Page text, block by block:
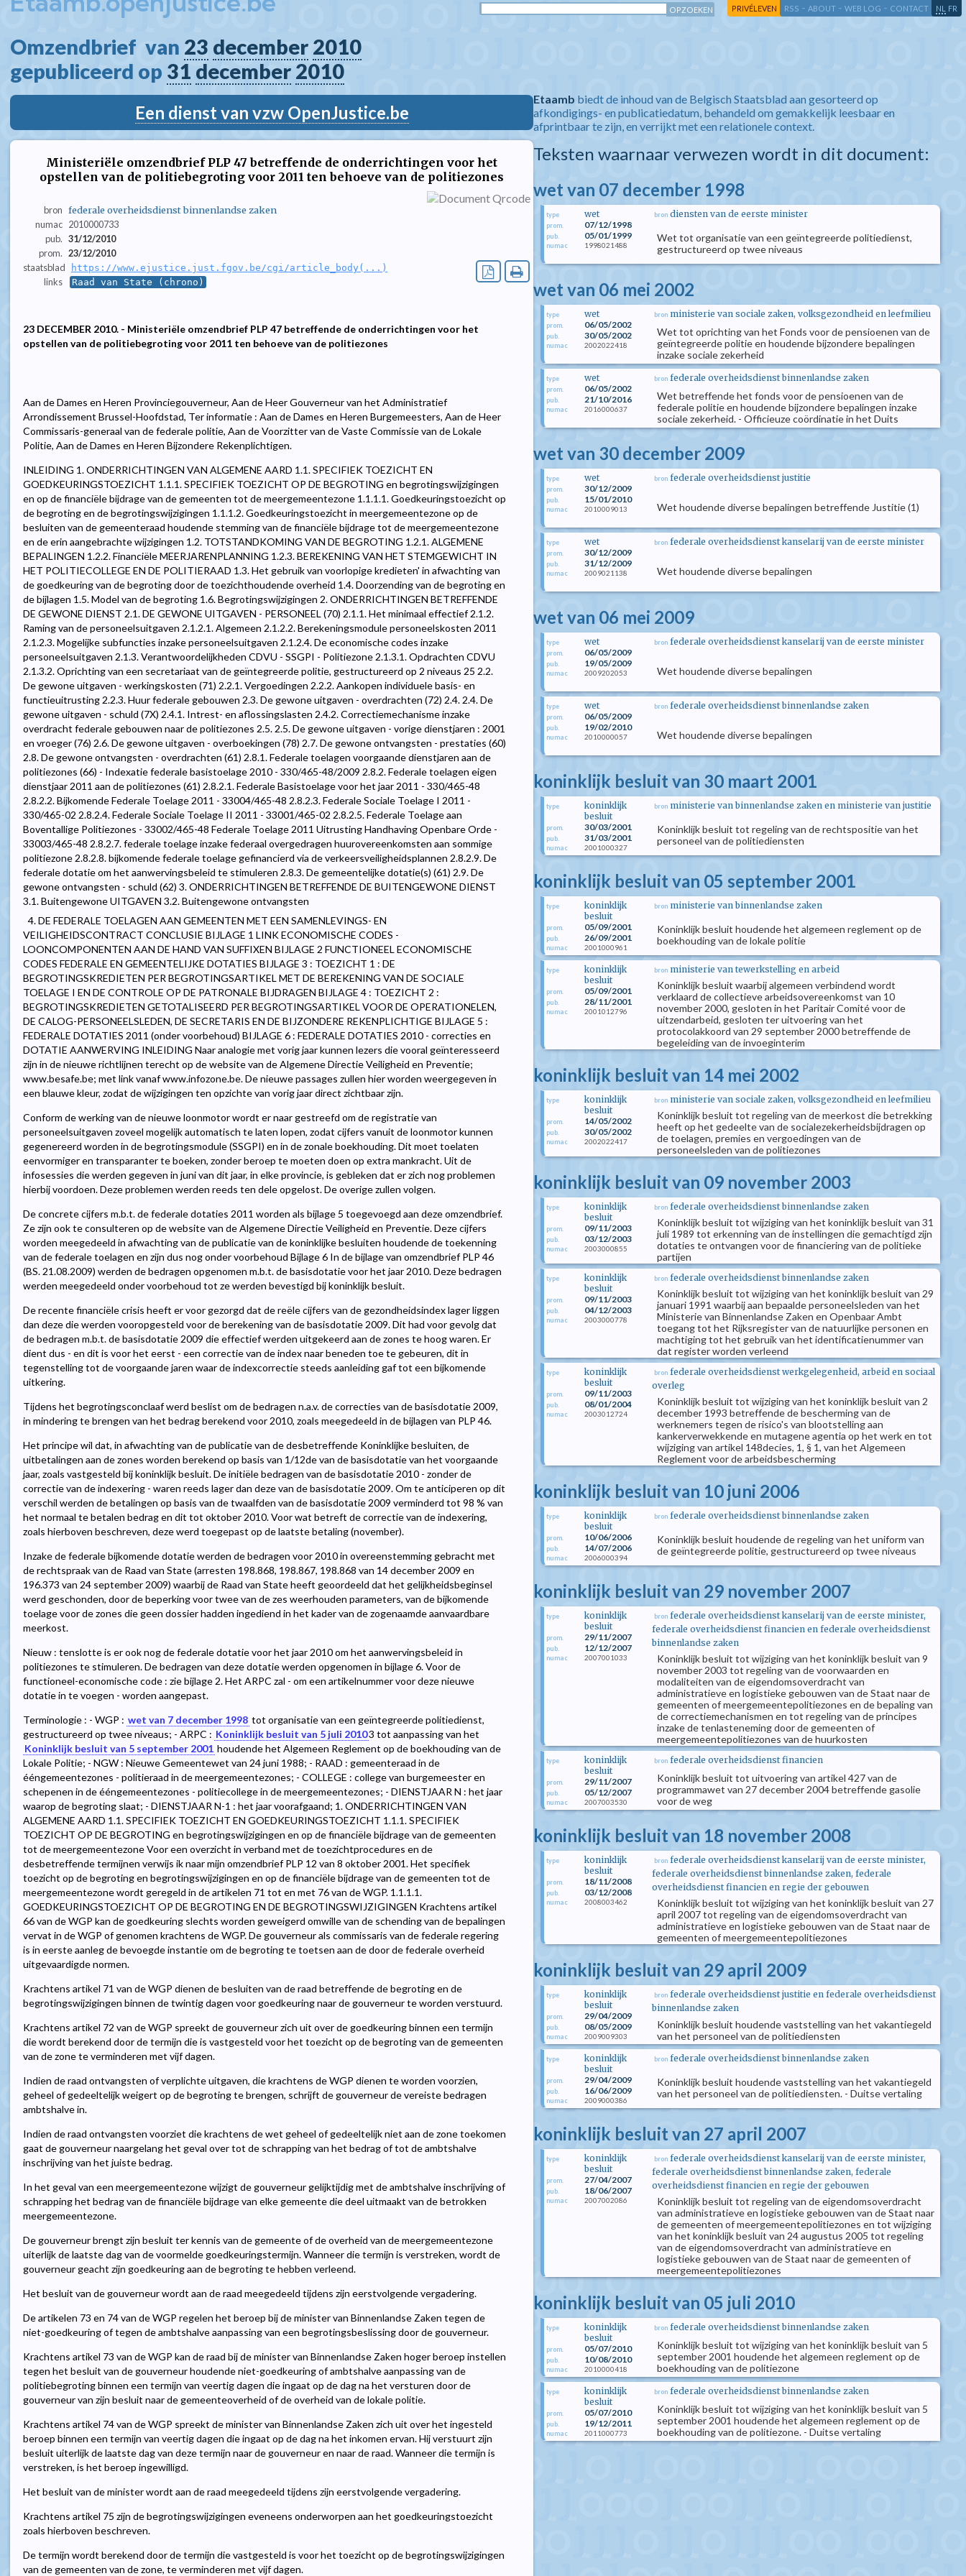
PRIVÉLEVEN RSS - ABOUT - WEB LOG - CONTACT NL FR
Omzendbrief  van 23 december 2010
gepubliceerd op 31 december 2010
Een dienst van vzw OpenJustice.be
Ministeriële omzendbrief PLP 47 betreffende de onderrichtingen voor het
opstellen van de politiebegroting voor 2011 ten behoeve van de politiezones
bron federale overheidsdienst binnenlandse zaken
numac 2010000733
pub. 31/12/2010
prom. 23/12/2010
staatsblad
https://www.ejustice.just.fgov.be/cgi/article_body(...)
links Raad van State (chrono)
23 DECEMBER 2010. - Ministeriële omzendbrief PLP 47 betreffende de onderrichtingen voor het
opstellen van de politiebegroting voor 2011 ten behoeve van de politiezones
Aan de Dames en Heren Provinciegouverneur, Aan de Heer Gouverneur van het Administratief
Arrondissement Brussel-Hoofdstad, Ter informatie : Aan de Dames en Heren Burgemeesters, Aan de Heer
Commissaris-generaal van de federale politie, Aan de Voorzitter van de Vaste Commissie van de Lokale
Politie, Aan de Dames en Heren Bijzondere Rekenplichtigen.
INLEIDING 1. ONDERRICHTINGEN VAN ALGEMENE AARD 1.1. SPECIFIEK TOEZICHT EN
GOEDKEURINGSTOEZICHT 1.1.1. SPECIFIEK TOEZICHT OP DE BEGROTING en begrotingswijzigingen
en op de financiële bijdrage van de gemeenten tot de meergemeentezone 1.1.1.1. Goedkeuringstoezicht op
de begroting en de begrotingswijzigingen 1.1.1.2. Goedkeuringstoezicht in meergemeentezone op de
besluiten van de gemeenteraad houdende stemming van de financiële bijdrage tot de meergemeentezone
en de erin aangebrachte wijzigingen 1.2. TOTSTANDKOMING VAN DE BEGROTING 1.2.1. ALGEMENE
BEPALINGEN 1.2.2. Financiële MEERJARENPLANNING 1.2.3. BEREKENING VAN HET STEMGEWICHT IN
HET POLITIECOLLEGE EN DE POLITIERAAD 1.3. Het gebruik van voorlopige kredieten' in afwachting van
de goedkeuring van de begroting door de toezichthoudende overheid 1.4. Doorzending van de begroting en
de bijlagen 1.5. Model van de begroting 1.6. Begrotingswijzigingen 2. ONDERRICHTINGEN BETREFFENDE
DE GEWONE DIENST 2.1. DE GEWONE UITGAVEN - PERSONEEL (70) 2.1.1. Het minimaal effectief 2.1.2.
Raming van de personeelsuitgaven 2.1.2.1. Algemeen 2.1.2.2. Berekeningsmodule personeelskosten 2011
2.1.2.3. Mogelijke subfuncties inzake personeelsuitgaven 2.1.2.4. De economische codes inzake
personeelsuitgaven 2.1.3. Verantwoordelijkheden CDVU - SSGPI - Politiezone 2.1.3.1. Opdrachten CDVU
2.1.3.2. Oprichting van een secretariaat van de geïntegreerde politie, gestructureerd op 2 niveaus 25 2.2.
De gewone uitgaven - werkingskosten (71) 2.2.1. Vergoedingen 2.2.2. Aankopen individuele basis- en
functieuitrusting 2.2.3. Huur federale gebouwen 2.3. De gewone uitgaven - overdrachten (72) 2.4. 2.4. De
gewone uitgaven - schuld (7X) 2.4.1. Intrest- en aflossingslasten 2.4.2. Correctiemechanisme inzake
overdracht federale gebouwen naar de politiezones 2.5. 2.5. De gewone uitgaven - vorige dienstjaren : 2001
en vroeger (76) 2.6. De gewone uitgaven - overboekingen (78) 2.7. De gewone ontvangsten - prestaties (60)
2.8. De gewone ontvangsten - overdrachten (61) 2.8.1. Federale toelagen voorgaande dienstjaren aan de
politiezones (66) - Indexatie federale basistoelage 2010 - 330/465-48/2009 2.8.2. Federale toelagen eigen
dienstjaar 2011 aan de politiezones (61) 2.8.2.1. Federale Basistoelage voor het jaar 2011 - 330/465-48
2.8.2.2. Bijkomende Federale Toelage 2011 - 33004/465-48 2.8.2.3. Federale Sociale Toelage I 2011 -
330/465-02 2.8.2.4. Federale Sociale Toelage II 2011 - 33001/465-02 2.8.2.5. Federale Toelage aan
Boventallige Politiezones - 33002/465-48 Federale Toelage 2011 Uitrusting Handhaving Openbare Orde -
33003/465-48 2.8.2.7. federale toelage inzake federaal overgedragen huurovereenkomsten aan sommige
politiezone 2.8.2.8. bijkomende federale toelage gefinancierd via de verkeersveiligheidsplannen 2.8.2.9. De
federale dotatie om het aanwervingsbeleid te stimuleren 2.8.3. De gemeentelijke dotatie(s) (61) 2.9. De
gewone ontvangsten - schuld (62) 3. ONDERRICHTINGEN BETREFFENDE DE BUITENGEWONE DIENST
3.1. Buitengewone UITGAVEN 3.2. Buitengewone ontvangsten
4. DE FEDERALE TOELAGEN AAN GEMEENTEN MET EEN SAMENLEVINGS- EN
VEILIGHEIDSCONTRACT CONCLUSIE BIJLAGE 1 LINK ECONOMISCHE CODES -
LOONCOMPONENTEN AAN DE HAND VAN SUFFIXEN BIJLAGE 2 FUNCTIONEEL ECONOMISCHE
CODES FEDERALE EN GEMEENTELIJKE DOTATIES BIJLAGE 3 : TOEZICHT 1 : DE
BEGROTINGSKREDIETEN PER BEGROTINGSARTIKEL MET DE BEREKENING VAN DE SOCIALE
TOELAGE I EN DE CONTROLE OP DE PATRONALE BIJDRAGEN BIJLAGE 4 : TOEZICHT 2 :
BEGROTINGSKREDIETEN GETOTALISEERD PER BEGROTINGSARTIKEL VOOR DE OPERATIONELEN,
DE CALOG-PERSONEELSLEDEN, DE SECRETARIS EN DE BIJZONDERE REKENPLICHTIGE BIJLAGE 5 :
FEDERALE DOTATIES 2011 (onder voorbehoud) BIJLAGE 6 : FEDERALE DOTATIES 2010 - correcties en
DOTATIE AANWERVING INLEIDING Naar analogie met vorig jaar kunnen lezers die vooral geïnteresseerd
zijn in de nieuwe richtlijnen terecht op de website van de Algemene Directie Veiligheid en Preventie;
www.besafe.be; met link vanaf www.infozone.be. De nieuwe passages zullen hier worden weergegeven in
een blauwe kleur, zodat de wijzigingen ten opzichte van vorig jaar direct zichtbaar zijn.
Conform de werking van de nieuwe loonmotor wordt er naar gestreefd om de registratie van
personeelsuitgaven zoveel mogelijk automatisch te laten lopen, zodat cijfers vanuit de loonmotor kunnen
gegenereerd worden in de begrotingsmodule (SSGPI) en in de zonale boekhouding. Dit moet toelaten
eenvormiger en transparanter te boeken, zonder beroep te moeten doen op extra mankracht. Uit de
infosessies die werden gegeven in juni van dit jaar, in elke provincie, is gebleken dat er zich nog problemen
hierbij voordoen. Deze problemen werden reeds ten dele opgelost. De overige zullen volgen.
De concrete cijfers m.b.t. de federale dotaties 2011 worden als bijlage 5 toegevoegd aan deze omzendbrief.
Ze zijn ook te consulteren op de website van de Algemene Directie Veiligheid en Preventie. Deze cijfers
worden meegedeeld in afwachting van de publicatie van de koninklijke besluiten houdende de toekenning
van de federale toelagen en zijn dus nog onder voorbehoud Bijlage 6 In de bijlage van omzendbrief PLP 46
(BS. 21.08.2009) werden de bedragen opgenomen m.b.t. de basisdotatie voor het jaar 2010. Deze bedragen
werden meegedeeld onder voorbehoud tot ze werden bevestigd bij koninklijk besluit.
De recente financiële crisis heeft er voor gezorgd dat de reële cijfers van de gezondheidsindex lager liggen
dan deze die werden vooropgesteld voor de berekening van de basisdotatie 2009. Dit had voor gevolg dat
de bedragen m.b.t. de basisdotatie 2009 die effectief werden uitgekeerd aan de zones te hoog waren. Er
dient dus - en dit is voor het eerst - een correctie van de index naar beneden toe te gebeuren, dit in
tegenstelling tot de voorgaande jaren waar de indexcorrectie steeds aanleiding gaf tot een bijkomende
uitkering.
Tijdens het begrotingsconclaaf werd beslist om de bedragen n.a.v. de correcties van de basisdotatie 2009,
in mindering te brengen van het bedrag berekend voor 2010, zoals meegedeeld in de bijlagen van PLP 46.
Het principe wil dat, in afwachting van de publicatie van de desbetreffende Koninklijke besluiten, de
uitbetalingen aan de zones worden berekend op basis van 1/12de van de basisdotatie van het voorgaande
jaar, zoals vastgesteld bij koninklijk besluit. De initiële bedragen van de basisdotatie 2010 - zonder de
correctie van de indexering - waren reeds lager dan deze van de basisdotatie 2009. Om te anticiperen op dit
verschil werden de betalingen op basis van de twaalfden van de basisdotatie 2009 verminderd tot 98 % van
het normaal te betalen bedrag en dit tot oktober 2010. Voor wat betreft de correctie van de indexering,
zoals hierboven beschreven, deze werd toegepast op de laatste betaling (november).
Inzake de federale bijkomende dotatie werden de bedragen voor 2010 in overeenstemming gebracht met
de rechtspraak van de Raad van State (arresten 198.868, 198.867, 198.868 van 14 december 2009 en
196.373 van 24 september 2009) waarbij de Raad van State heeft geoordeeld dat het gelijkheidsbeginsel
werd geschonden, door de beperking voor twee van de zes weerhouden parameters, van de bijkomende
toelage voor de zones die geen dossier hadden ingediend in het kader van de zogenaamde aanvaardbare
meerkost.
Nieuw : tenslotte is er ook nog de federale dotatie voor het jaar 2010 om het aanwervingsbeleid in
politiezones te stimuleren. De bedragen van deze dotatie werden opgenomen in bijlage 6. Voor de
functioneel-economische code : zie bijlage 2. Het ARPC zal - om een artikelnummer voor deze nieuwe
dotatie in te voegen - worden aangepast.
Terminologie : - WGP : wet van 7 december 1998 tot organisatie van een geïntegreerde politiedienst,
gestructureerd op twee niveaus; - ARPC : Koninklijk besluit van 5 juli 20103 tot aanpassing van het
Koninklijk besluit van 5 september 2001 houdende het Algemeen Reglement op de boekhouding van de
Lokale Politie; - NGW : Nieuwe Gemeentewet van 24 juni 1988; - RAAD : gemeenteraad in de
ééngemeentezones - politieraad in de meergemeentezones; - COLLEGE : college van burgemeester en
schepenen in de ééngemeentezones - politiecollege in de meergemeentezones; - DIENSTJAAR N : het jaar
waarop de begroting slaat; - DIENSTJAAR N-1 : het jaar voorafgaand; 1. ONDERRICHTINGEN VAN
ALGEMENE AARD 1.1. SPECIFIEK TOEZICHT EN GOEDKEURINGSTOEZICHT 1.1.1. SPECIFIEK
TOEZICHT OP DE BEGROTING en begrotingswijzigingen en op de financiële bijdrage van de gemeenten
tot de meergemeentezone Voor een overzicht in verband met de toezichtprocedures en de
desbetreffende termijnen verwijs ik naar mijn omzendbrief PLP 12 van 8 oktober 2001. Het specifiek
toezicht op de begroting en begrotingswijzigingen en op de financiële bijdrage van de gemeenten tot de
meergemeentezone wordt geregeld in de artikelen 71 tot en met 76 van de WGP. 1.1.1.1.
GOEDKEURINGSTOEZICHT OP DE BEGROTING EN DE BEGROTINGSWIJZIGINGEN Krachtens artikel
66 van de WGP kan de goedkeuring slechts worden geweigerd omwille van de schending van de bepalingen
vervat in de WGP of genomen krachtens de WGP. De gouverneur als commissaris van de federale regering
is in eerste aanleg de bevoegde instantie om de begroting te toetsen aan de door de federale overheid
uitgevaardigde normen.
Krachtens artikel 71 van de WGP dienen de besluiten van de raad betreffende de begroting en de
begrotingswijzigingen binnen de twintig dagen voor goedkeuring naar de gouverneur te worden verstuurd.
Krachtens artikel 72 van de WGP spreekt de gouverneur zich uit over de goedkeuring binnen een termijn
die wordt berekend door de termijn die is vastgesteld voor het toezicht op de begroting van de gemeenten
van de zone te verminderen met vijf dagen.
Indien de raad ontvangsten of verplichte uitgaven, die krachtens de WGP dienen te worden voorzien,
geheel of gedeeltelijk weigert op de begroting te brengen, schrijft de gouverneur de vereiste bedragen
ambtshalve in.
Indien de raad ontvangsten voorziet die krachtens de wet geheel of gedeeltelijk niet aan de zone toekomen
gaat de gouverneur naargelang het geval over tot de schrapping van het bedrag of tot de ambtshalve
inschrijving van het juiste bedrag.
In het geval van een meergemeentezone wijzigt de gouverneur gelijktijdig met de ambtshalve inschrijving of
schrapping het bedrag van de financiële bijdrage van elke gemeente die deel uitmaakt van de betrokken
meergemeentezone.
De gouverneur brengt zijn besluit ter kennis van de gemeente of de overheid van de meergemeentezone
uiterlijk de laatste dag van de voormelde goedkeuringstermijn. Wanneer die termijn is verstreken, wordt de
gouverneur geacht zijn goedkeuring aan de begroting te hebben verleend.
Het besluit van de gouverneur wordt aan de raad meegedeeld tijdens zijn eerstvolgende vergadering.
De artikelen 73 en 74 van de WGP regelen het beroep bij de minister van Binnenlandse Zaken tegen de
niet-goedkeuring of tegen de ambtshalve aanpassing van een begrotingsbeslissing door de gouverneur.
Krachtens artikel 73 van de WGP kan de raad bij de minister van Binnenlandse Zaken hoger beroep instellen
tegen het besluit van de gouverneur houdende niet-goedkeuring of ambtshalve aanpassing van de
politiebegroting binnen een termijn van veertig dagen die ingaat op de dag na het versturen door de
gouverneur van zijn besluit naar de gemeenteoverheid of de overheid van de lokale politie.
Krachtens artikel 74 van de WGP spreekt de minister van Binnenlandse Zaken zich uit over het ingesteld
beroep binnen een termijn van veertig dagen die ingaat op de dag na het inkomen ervan. Hij verstuurt zijn
besluit uiterlijk de laatste dag van deze termijn naar de gouverneur en naar de raad. Wanneer die termijn is
verstreken, is het beroep ingewilligd.
Het besluit van de minister wordt aan de raad meegedeeld tijdens zijn eerstvolgende vergadering.
Krachtens artikel 75 zijn de begrotingswijzigingen eveneens onderworpen aan het goedkeuringstoezicht
zoals hierboven beschreven.
De termijn wordt berekend door de termijn die vastgesteld is voor het toezicht op de begrotingswijzigingen
van de gemeenten van de zone, te verminderen met vijf dagen.
Etaamb biedt de inhoud van de Belgisch Staatsblad aan gesorteerd op
afkondigings- en publicatiedatum, behandeld om gemakkelijk leesbaar en
afprintbaar te zijn, en verrijkt met een relationele context.
Teksten waarnaar verwezen wordt in dit document:
wet van 07 december 1998
type wet
prom. 07/12/1998
pub. 05/01/1999
numac 1998021488
bron diensten van de eerste minister
Wet tot organisatie van een geïntegreerde politiedienst,
gestructureerd op twee niveaus
wet van 06 mei 2002
type wet
prom. 06/05/2002
pub. 30/05/2002
numac 2002022418
bron ministerie van sociale zaken, volksgezondheid en leefmilieu
Wet tot oprichting van het Fonds voor de pensioenen van de
geïntegreerde politie en houdende bijzondere bepalingen
inzake sociale zekerheid
type wet
prom. 06/05/2002
pub. 21/10/2016
numac 2016000637
bron federale overheidsdienst binnenlandse zaken
Wet betreffende het fonds voor de pensioenen van de
federale politie en houdende bijzondere bepalingen inzake
sociale zekerheid. - Officieuze coördinatie in het Duits
wet van 30 december 2009
type wet
prom. 30/12/2009
pub. 15/01/2010
numac 2010009013
bron federale overheidsdienst justitie
Wet houdende diverse bepalingen betreffende Justitie (1)
type wet
prom. 30/12/2009
pub. 31/12/2009
numac 2009021138
bron federale overheidsdienst kanselarij van de eerste minister
Wet houdende diverse bepalingen
wet van 06 mei 2009
type wet
prom. 06/05/2009
pub. 19/05/2009
numac 2009202053
bron federale overheidsdienst kanselarij van de eerste minister
Wet houdende diverse bepalingen
type wet
prom. 06/05/2009
pub. 19/02/2010
numac 2010000057
bron federale overheidsdienst binnenlandse zaken
Wet houdende diverse bepalingen
koninklijk besluit van 30 maart 2001
type
koninklijk
besluit
prom. 30/03/2001
pub. 31/03/2001
numac 2001000327
bron ministerie van binnenlandse zaken en ministerie van justitie
Koninklijk besluit tot regeling van de rechtspositie van het
personeel van de politiediensten
koninklijk besluit van 05 september 2001
type
koninklijk
besluit
prom. 05/09/2001
pub. 26/09/2001
numac 2001000961
bron ministerie van binnenlandse zaken
Koninklijk besluit houdende het algemeen reglement op de
boekhouding van de lokale politie
type
koninklijk
besluit
prom. 05/09/2001
pub. 28/11/2001
numac 2001012796
bron ministerie van tewerkstelling en arbeid
Koninklijk besluit waarbij algemeen verbindend wordt
verklaard de collectieve arbeidsovereenkomst van 10
november 2000, gesloten in het Paritair Comité voor de
uitzendarbeid, gesloten ter uitvoering van het
protocolakkoord van 29 september 2000 betreffende de
begeleiding van de invoeginterim
koninklijk besluit van 14 mei 2002
type
koninklijk
besluit
prom. 14/05/2002
pub. 30/05/2002
numac 2002022417
bron ministerie van sociale zaken, volksgezondheid en leefmilieu
Koninklijk besluit tot regeling van de meerkost die betrekking
heeft op het gedeelte van de socialezekerheidsbijdragen op
de toelagen, premies en vergoedingen van de
personeelsleden van de politiezones
koninklijk besluit van 09 november 2003
type
koninklijk
besluit
prom. 09/11/2003
pub. 03/12/2003
numac 2003000855
bron federale overheidsdienst binnenlandse zaken
Koninklijk besluit tot wijziging van het koninklijk besluit van 31
juli 1989 tot erkenning van de instellingen die gemachtigd zijn
dotaties te ontvangen voor de financiering van de politieke
partijen
type
koninklijk
besluit
prom. 09/11/2003
pub. 04/12/2003
numac 2003000778
bron federale overheidsdienst binnenlandse zaken
Koninklijk besluit tot wijziging van het koninklijk besluit van 29
januari 1991 waarbij aan bepaalde personeelsleden van het
Ministerie van Binnenlandse Zaken en Openbaar Ambt
toegang tot het Rijksregister van de natuurlijke personen en
machtiging tot het gebruik van het identificatienummer van
dat register worden verleend
type
koninklijk
besluit
prom. 09/11/2003
pub. 08/01/2004
numac 2003012724
bron federale overheidsdienst werkgelegenheid, arbeid en sociaal
overleg
Koninklijk besluit tot wijziging van het koninklijk besluit van 2
december 1993 betreffende de bescherming van de
werknemers tegen de risico's van blootstelling aan
kankerverwekkende en mutagene agentia op het werk en tot
wijziging van artikel 148decies, 1, § 1, van het Algemeen
Reglement voor de arbeidsbescherming
koninklijk besluit van 10 juni 2006
type
koninklijk
besluit
prom. 10/06/2006
pub. 14/07/2006
numac 2006000394
bron federale overheidsdienst binnenlandse zaken
Koninklijk besluit houdende de regeling van het uniform van
de geïntegreerde politie, gestructureerd op twee niveaus
koninklijk besluit van 29 november 2007
type
koninklijk
besluit
prom. 29/11/2007
pub. 12/12/2007
numac 2007001033
bron federale overheidsdienst kanselarij van de eerste minister,
federale overheidsdienst financien en federale overheidsdienst
binnenlandse zaken
Koninklijk besluit tot wijziging van het koninklijk besluit van 9
november 2003 tot regeling van de voorwaarden en
modaliteiten van de eigendomsoverdracht van
administratieve en logistieke gebouwen van de Staat naar de
gemeenten of meergemeentepolitiezones en de bepaling van
de correctiemechanismen en tot regeling van de principes
inzake de tenlasteneming door de gemeenten of
meergemeentepolitiezones van de huurkosten
type
koninklijk
besluit
prom. 29/11/2007
pub. 05/12/2007
numac 2007003530
bron federale overheidsdienst financien
Koninklijk besluit tot uitvoering van artikel 427 van de
programmawet van 27 december 2004 betreffende gasolie
voor de weg
koninklijk besluit van 18 november 2008
type
koninklijk
besluit
prom. 18/11/2008
pub. 03/12/2008
numac 2008003462
bron federale overheidsdienst kanselarij van de eerste minister,
federale overheidsdienst binnenlandse zaken, federale
overheidsdienst financien en regie der gebouwen
Koninklijk besluit tot wijziging van het koninklijk besluit van 27
april 2007 tot regeling van de eigendomsoverdracht van
administratieve en logistieke gebouwen van de Staat naar de
gemeenten of meergemeentepolitiezones
koninklijk besluit van 29 april 2009
type
koninklijk
besluit
prom. 29/04/2009
pub. 08/05/2009
numac 2009009303
bron federale overheidsdienst justitie en federale overheidsdienst
binnenlandse zaken
Koninklijk besluit houdende vaststelling van het vakantiegeld
van het personeel van de politiediensten
type
koninklijk
besluit
prom. 29/04/2009
pub. 16/06/2009
numac 2009000386
bron federale overheidsdienst binnenlandse zaken
Koninklijk besluit houdende vaststelling van het vakantiegeld
van het personeel van de politiediensten. - Duitse vertaling
koninklijk besluit van 27 april 2007
type
koninklijk
besluit
prom. 27/04/2007
pub. 18/06/2007
numac 2007002086
bron federale overheidsdienst kanselarij van de eerste minister,
federale overheidsdienst binnenlandse zaken, federale
overheidsdienst financien en regie der gebouwen
Koninklijk besluit tot regeling van de eigendomsoverdracht
van administratieve en logistieke gebouwen van de Staat naar
de gemeenten of meergemeentepolitiezones en tot wijziging
van het koninklijk besluit van 24 augustus 2005 tot regeling
van de eigendomsoverdracht van administratieve en
logistieke gebouwen van de Staat naar de gemeenten of
meergemeentepolitiezones
koninklijk besluit van 05 juli 2010
type
koninklijk
besluit
prom. 05/07/2010
pub. 10/08/2010
numac 2010000418
bron federale overheidsdienst binnenlandse zaken
Koninklijk besluit tot wijziging van het koninklijk besluit van 5
september 2001 houdende het algemeen reglement op de
boekhouding van de politiezone
type
koninklijk
besluit
prom. 05/07/2010
pub. 19/12/2011
numac 2011000773
bron federale overheidsdienst binnenlandse zaken
Koninklijk besluit tot wijziging van het koninklijk besluit van 5
september 2001 houdende het algemeen reglement op de
boekhouding van de politiezone. - Duitse vertaling